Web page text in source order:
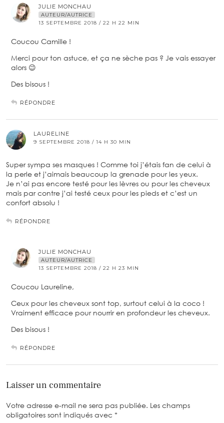
JULIE MONCHAU
AUTEUR/AUTRICE
13 SEPTEMBRE 2018 / 22 H 22 MIN
Coucou Camille !
Merci pour ton astuce, et ça ne sèche pas ? Je vais essayer
alors 😉
Des bisous !
RÉPONDRE
LAURELINE
9 SEPTEMBRE 2018 / 14 H 30 MIN
Super sympa ses masques ! Comme toi j’étais fan de celui à
la perle et j’aimais beaucoup la grenade pour les yeux.
Je n’ai pas encore testé pour les lèvres ou pour les cheveux
mais par contre j’ai testé ceux pour les pieds et c’est un
confort absolu !
RÉPONDRE
JULIE MONCHAU
AUTEUR/AUTRICE
13 SEPTEMBRE 2018 / 22 H 23 MIN
Coucou Laureline,
Ceux pour les cheveux sont top, surtout celui à la coco !
Vraiment efficace pour nourrir en profondeur les cheveux.
Des bisous !
RÉPONDRE
Laisser un commentaire
Votre adresse e-mail ne sera pas publiée. Les champs
obligatoires sont indiqués avec *